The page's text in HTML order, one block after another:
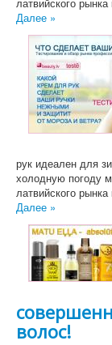
латвийского
Далее »
рук идеален для
холодную погоду
латвийского
Далее »
волос!